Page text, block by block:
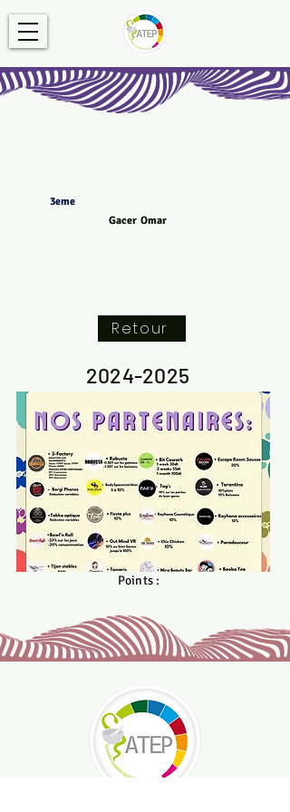
3eme
Gacer Omar
2024-2025
Omargaceur781@gmail.com
Points :
Retour